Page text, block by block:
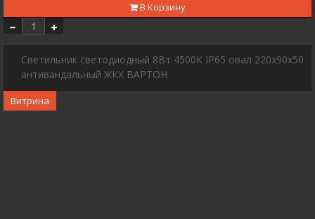
В Корзину
Cветильник светодиодный 8Вт 4500К IP65 овал 220x90x50
антивандальный ЖКХ ВАРТОН
Витрина